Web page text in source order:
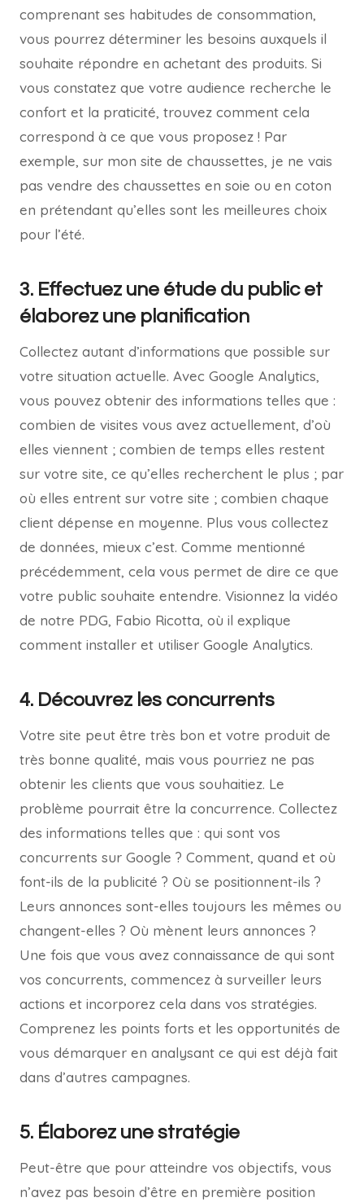
comprenant ses habitudes de consommation,
vous pourrez déterminer les besoins auxquels il
souhaite répondre en achetant des produits. Si
vous constatez que votre audience recherche le
confort et la praticité, trouvez comment cela
correspond à ce que vous proposez ! Par
exemple, sur mon site de chaussettes, je ne vais
pas vendre des chaussettes en soie ou en coton
en prétendant qu’elles sont les meilleures choix
pour l’été.
3. Effectuez une étude du public et
élaborez une planification
Collectez autant d’informations que possible sur
votre situation actuelle. Avec Google Analytics,
vous pouvez obtenir des informations telles que :
combien de visites vous avez actuellement, d’où
elles viennent ; combien de temps elles restent
sur votre site, ce qu’elles recherchent le plus ; par
où elles entrent sur votre site ; combien chaque
client dépense en moyenne. Plus vous collectez
de données, mieux c’est. Comme mentionné
précédemment, cela vous permet de dire ce que
votre public souhaite entendre. Visionnez la vidéo
de notre PDG, Fabio Ricotta, où il explique
comment installer et utiliser Google Analytics.
4. Découvrez les concurrents
Votre site peut être très bon et votre produit de
très bonne qualité, mais vous pourriez ne pas
obtenir les clients que vous souhaitiez. Le
problème pourrait être la concurrence. Collectez
des informations telles que : qui sont vos
concurrents sur Google ? Comment, quand et où
font-ils de la publicité ? Où se positionnent-ils ?
Leurs annonces sont-elles toujours les mêmes ou
changent-elles ? Où mènent leurs annonces ?
Une fois que vous avez connaissance de qui sont
vos concurrents, commencez à surveiller leurs
actions et incorporez cela dans vos stratégies.
Comprenez les points forts et les opportunités de
vous démarquer en analysant ce qui est déjà fait
dans d’autres campagnes.
5. Élaborez une stratégie
Peut-être que pour atteindre vos objectifs, vous
n’avez pas besoin d’être en première position